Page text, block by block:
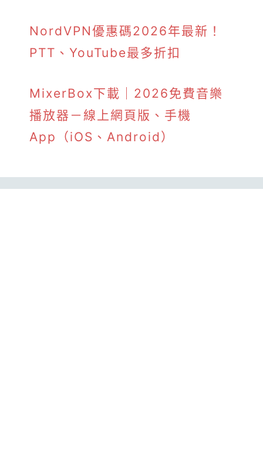
NordVPN優惠碼2026年最新！
PTT、YouTube最多折扣
MixerBox下載｜2026免費音樂
播放器－線上網頁版、手機
App（iOS、Android）